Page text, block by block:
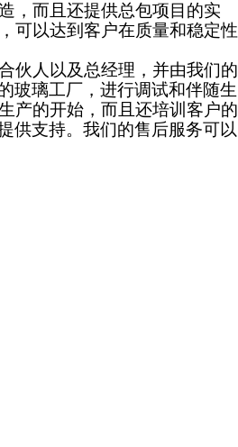
，而且还提供总包项目的实
可以达到客户在质量和稳定性
伙人以及总经理，并由我们的
玻璃工厂，进行调试和伴随生
产的开始，而且还培训客户的
供支持。我们的售后服务可以